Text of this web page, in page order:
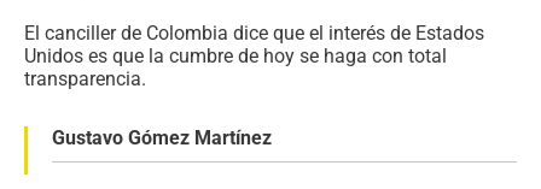
El canciller de Colombia dice que el interés de Estados
Unidos es que la cumbre de hoy se haga con total
transparencia.
Gustavo Gómez Martínez